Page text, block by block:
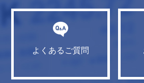
よくあるご質問